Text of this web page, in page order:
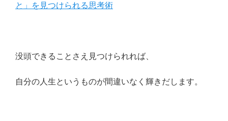
と」を見つけられる思考術
没頭できることさえ見つけられれば、
自分の人生というものが間違いなく輝きだします。